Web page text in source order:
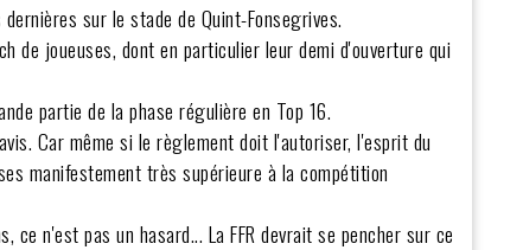
sur le stade de Quint-Fonsegrives.
de joueuses, dont en particulier leur demi d'ouverture qui
partie de la phase régulière en Top 16.
Car même si le règlement doit l'autoriser, l'esprit du
manifestement très supérieure à la compétition
n'est pas un hasard... La FFR devrait se pencher sur ce